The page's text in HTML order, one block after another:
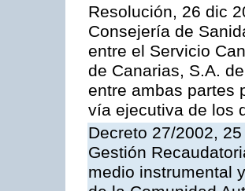
Resolución, 26 dic
Consejería de
entre el Servicio
de Canarias, S.A.
entre ambas partes
vía ejecutiva de los
Decreto 27/2002,
Gestión
medio instrumental